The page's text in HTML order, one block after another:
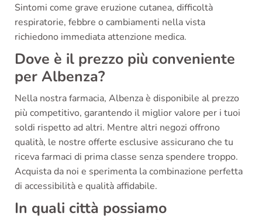
Sintomi come grave eruzione cutanea, difficoltà
respiratorie, febbre o cambiamenti nella vista
richiedono immediata attenzione medica.
Dove è il prezzo più conveniente
per Albenza?
Nella nostra farmacia, Albenza è disponibile al prezzo
più competitivo, garantendo il miglior valore per i tuoi
soldi rispetto ad altri. Mentre altri negozi offrono
qualità, le nostre offerte esclusive assicurano che tu
riceva farmaci di prima classe senza spendere troppo.
Acquista da noi e sperimenta la combinazione perfetta
di accessibilità e qualità affidabile.
In quali città possiamo